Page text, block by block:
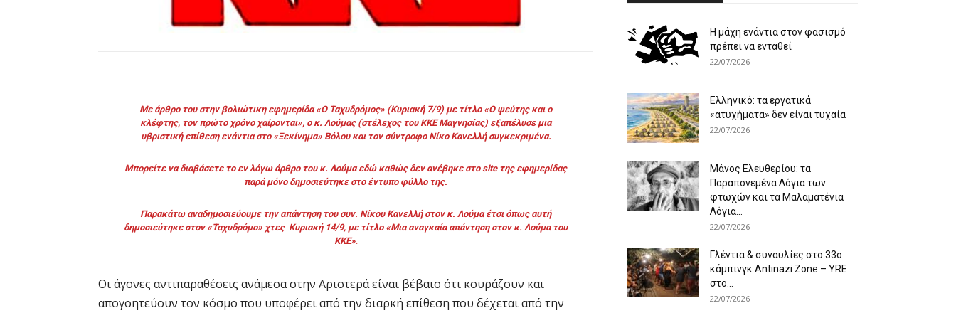
Με άρθρο του στην βολιώτικη εφημερίδα «Ο Ταχυδρόμος» (Κυριακή 7/9) με τίτλο «Ο ψεύτης και ο
κλέφτης, τον πρώτο χρόνο χαίρονται», ο κ. Λούμας (στέλεχος του ΚΚΕ Μαγνησίας) εξαπέλυσε μια
υβριστική επίθεση ενάντια στο «Ξεκίνημα» Βόλου και τον σύντροφο Νίκο Κανελλή συγκεκριμένα.
Μπορείτε να διαβάσετε το εν λόγω άρθρο του κ. Λούμα εδώ καθώς δεν ανέβηκε στοsiteτης εφημερίδας
παρά μόνο δημοσιεύτηκε στο έντυπο φύλλο της.
Παρακάτω αναδημοσιεύουμε την απάντηση του συν. Νίκου Κανελλή στον κ. Λούμα έτσι όπως αυτή
δημοσιεύτηκε στον «Ταχυδρόμο» χτες Κυριακή 14/9, με τίτλο «Μια αναγκαία απάντηση στον κ. Λούμα του
ΚΚΕ».
Οι άγονες αντιπαραθέσεις ανάμεσα στην Αριστερά είναι βέβαιο ότι κουράζουν και
απογοητεύουν τον κόσμο που υποφέρει από την διαρκή επίθεση που δέχεται από την
Η μάχη ενάντια στον φασισμό
πρέπει να ενταθεί
22/07/2026
Ελληνικό: τα εργατικά
«ατυχήματα» δεν είναι τυχαία
22/07/2026
Μάνος Ελευθερίου: τα
Παραπονεμένα Λόγια των
φτωχών και τα Μαλαματένια
Λόγια...
22/07/2026
Γλέντια & συναυλίες στο 33ο
κάμπινγκ Antinazi Zone – YRE
στο...
22/07/2026